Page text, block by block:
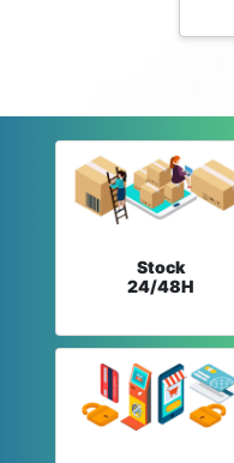
Stock
24/48H